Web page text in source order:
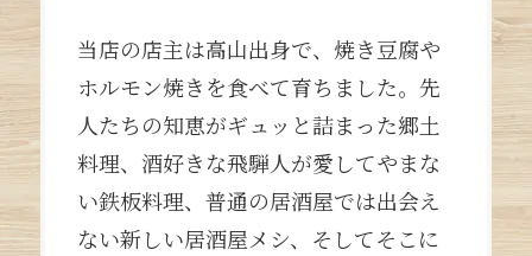
当店の店主は高山出身で、焼き豆腐や
ホルモン焼きを食べて育ちました。先
人たちの知恵がギュッと詰まった郷土
料理、酒好きな飛騨人が愛してやまな
い鉄板料理、普通の居酒屋では出会え
ない新しい居酒屋メシ、そしてそこに